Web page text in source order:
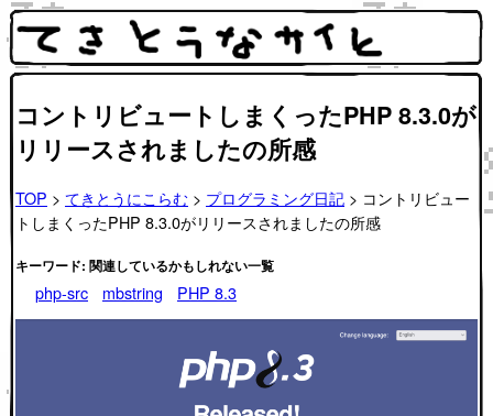
コントリビュートしまくったPHP 8.3.0が
リリースされましたの所感
TOP > てきとうにこらむ > プログラミング日記 > コントリビュー
トしまくったPHP 8.3.0がリリースされましたの所感
キーワード: 関連しているかもしれない一覧
php-src mbstring PHP 8.3